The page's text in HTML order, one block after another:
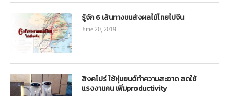
รู้จัก 6 เส้นทางขนส่งผลไม้ไทยไปจีน
June 20, 2019
สิงคโปร์ ใช้หุ่นยนต์ทำความสะอาด ลดใช้
แรงงานคน เพิ่มproductivity